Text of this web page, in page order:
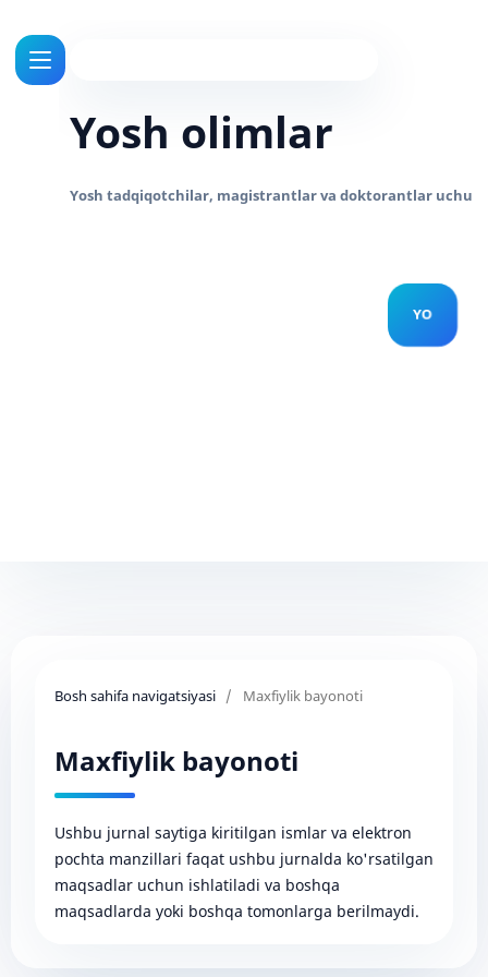
Yosh olimlar
Bosh sahifa navigatsiyasi / Maxfiylik bayonoti
Maxfiylik bayonoti
Ushbu jurnal saytiga kiritilgan ismlar va elektron
pochta manzillari faqat ushbu jurnalda ko'rsatilgan
maqsadlar uchun ishlatiladi va boshqa
maqsadlarda yoki boshqa tomonlarga berilmaydi.